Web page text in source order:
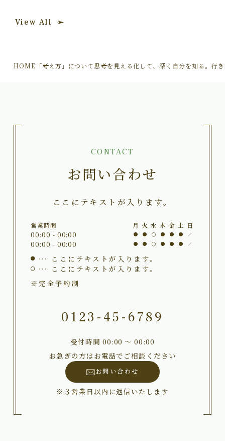
View All
HOME 「考え方」について思考を見える化して、深く自分を知る。行
CONTACT
お問い合わせ
ここにテキストが入ります。
営業時間 月 火 水 木 金 土 日
00:00 - 00:00
00:00 - 00:00
ここにテキストが入ります。
ここにテキストが入ります。
※完全予約制
0123-45-6789
受付時間 00:00 〜 00:00
お急ぎの方はお電話でご相談ください
お問い合わせ
※３営業日以内に返信いたします